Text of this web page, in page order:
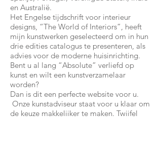
en Australië.
Het Engelse tijdschrift voor interieur
designs, “The World of Interiors”, heeft
mijn kunstwerken geselecteerd om in hun
drie edities catalogus te presenteren, als
advies voor de moderne huisinrichting.
Bent u al lang “Absolute” verliefd op
kunst en wilt een kunstverzamelaar
worden?
Dan is dit een perfecte website voor u.
Onze kunstadviseur staat voor u klaar om
de keuze makkelijker te maken. Twijfel